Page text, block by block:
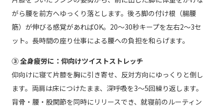
がら腰を前方へゆっくり落とします。後ろ脚の付け根（腸腰
筋）が伸びる感覚があればOK。20〜30秒キープを左右2〜3セ
ット。長時間の座り仕事による腰への負担を和らげます。
③ 全身疲労に：仰向けツイストストレッチ
仰向けに寝て片膝を胸に引き寄せ、反対方向にゆっくりと倒し
ます。両肩は床につけたまま、深呼吸を3〜5回繰り返します。
背骨・腰・股関節を同時にリリースでき、就寝前のルーティン